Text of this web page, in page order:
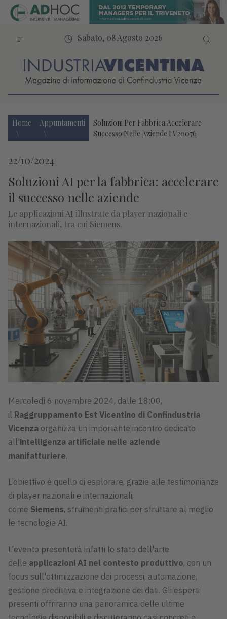
Sabato, 08 Agosto 2026
Home Appuntamenti
Soluzioni Per Fabbrica Accelerare
Successo Nelle Aziende I V20076
22/10/2024
Soluzioni AI per la fabbrica: accelerare
il successo nelle aziende
Le applicazioni AI illustrate da player nazionali e
internazionali, tra cui Siemens.
Mercoledì 6 novembre 2024, dalle 18:00,
il Raggruppamento Est Vicentino di Confindustria
Vicenza organizza un importante incontro dedicato
all'intelligenza artificiale nelle aziende
manifatturiere.
L’obiettivo è quello di esplorare, grazie alle testimonianze
di player nazionali e internazionali,
come Siemens, strumenti pratici per sfruttare al meglio
le tecnologie AI.
L'evento presenterà infatti lo stato dell'arte
delle applicazioni AI nel contesto produttivo, con un
focus sull'ottimizzazione dei processi, automazione,
gestione predittiva e integrazione dei dati. Gli esperti
presenti offriranno una panoramica delle ultime